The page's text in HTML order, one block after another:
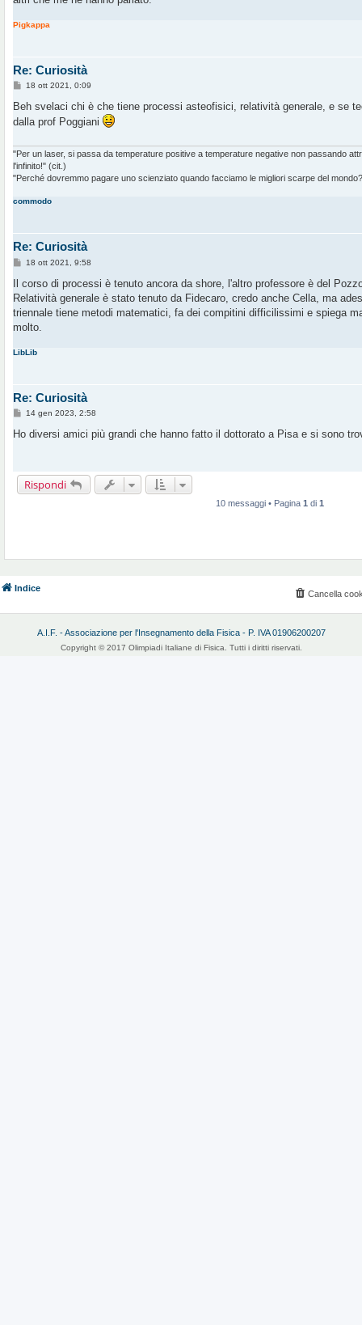
Pigkappa
Re: Curiosità
M
s
a
i
o
18 ott 2021, 0:09
Beh svelaci chi è che tiene processi asteofisici, relatività generale, e se
dalla prof Poggiani
"Per un laser, si passa da temperature positive a temperature negative non passando
l'infinito!" (cit.)
"Perché dovremmo pagare uno scienziato quando facciamo le migliori scarpe del
commodo
Re: Curiosità
M
s
a
g
i
18 ott 2021, 9:58
Il corso di processi è tenuto ancora da shore, l'altro professore è del
Relatività generale è stato tenuto da Fidecaro, credo anche Cella, ma
triennale tiene metodi matematici, fa dei compitini difficilissimi e spiega
molto.
LibLib
Re: Curiosità
M
s
o
14 gen 2023, 2:58
Ho diversi amici più grandi che hanno fatto il dottorato a Pisa e si sono
Rispondi
10 messaggi • Pagina 1 di 1
Indice
Cancella
A.I.F. - Associazione per l'Insegnamento della Fisica - P. IVA 01906200207
Copyright © 2017 Olimpiadi Italiane di Fisica. Tutti i diritti riservati.